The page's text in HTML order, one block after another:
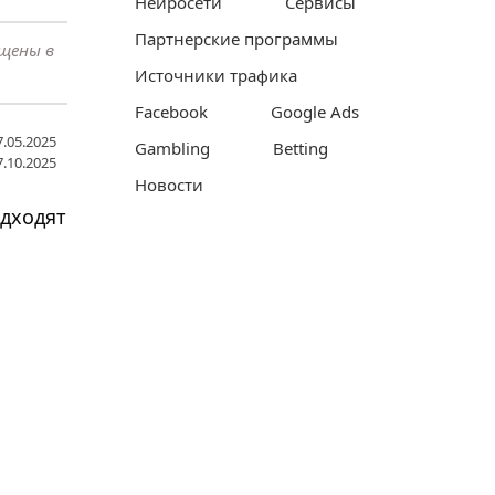
в
Партнерские программы
Источники трафика
Facebook
Google Ads
Gambling
Betting
Новости